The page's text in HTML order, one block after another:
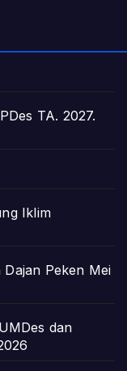
TA. 2027.
Iklim
Peken Mei
dan